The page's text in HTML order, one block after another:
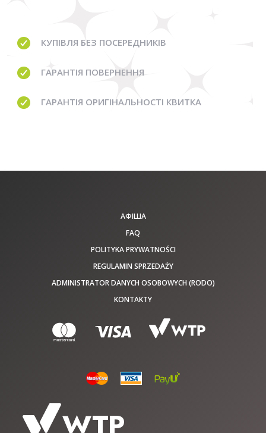
КУПІВЛЯ БЕЗ ПОСЕРЕДНИКІВ
ГАРАНТІЯ ПОВЕРНЕННЯ
ГАРАНТІЯ ОРИГІНАЛЬНОСТІ КВИТКА
АФІША
FAQ
POLITYKA PRYWATNOŚCI
REGULAMIN SPRZEDAŻY
ADMINISTRATOR DANYCH OSOBOWYCH (RODO)
KONTAKTY